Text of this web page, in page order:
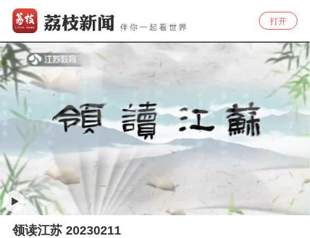
打开
领读江苏 20230211